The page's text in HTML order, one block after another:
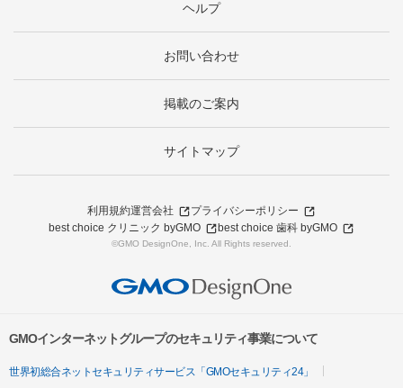
ヘルプ
お問い合わせ
掲載のご案内
サイトマップ
利用規約運営会社
プライバシーポリシー
best choice クリニック byGMO
best choice 歯科 byGMO
©GMO DesignOne, Inc. All Rights reserved.
GMOインターネットグループのセキュリティ事業について
世界初総合ネットセキュリティサービス「GMOセキュリティ24」